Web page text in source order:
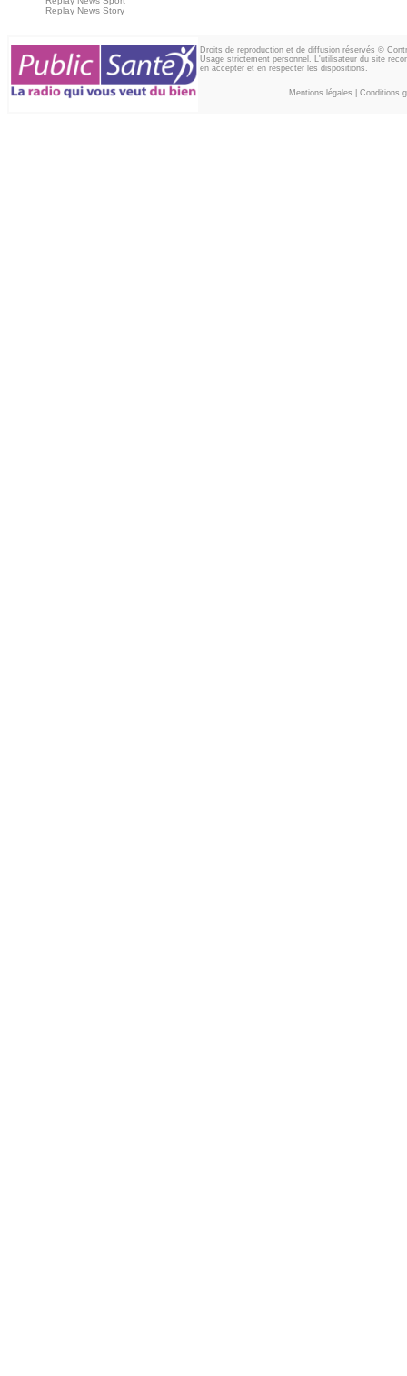
Replay News Story
Droits de reproduction et de diffusion réservés ©
Usage strictement personnel. L'utilisateur du site
en accepter et en respecter les dispositions.
Mentions légales Conditions